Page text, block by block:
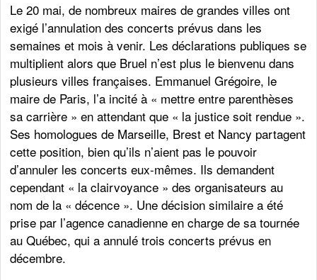
Le 20 mai, de nombreux maires de grandes villes ont
exigé l’annulation des concerts prévus dans les
semaines et mois à venir. Les déclarations publiques se
multiplient alors que Bruel n’est plus le bienvenu dans
plusieurs villes françaises. Emmanuel Grégoire, le
maire de Paris, l’a incité à « mettre entre parenthèses
sa carrière » en attendant que « la justice soit rendue ».
Ses homologues de Marseille, Brest et Nancy partagent
cette position, bien qu’ils n’aient pas le pouvoir
d’annuler les concerts eux-mêmes. Ils demandent
cependant « la clairvoyance » des organisateurs au
nom de la « décence ». Une décision similaire a été
prise par l’agence canadienne en charge de sa tournée
au Québec, qui a annulé trois concerts prévus en
décembre.